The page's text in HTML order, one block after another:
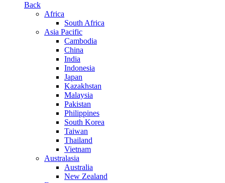
Back
Africa
South Africa
Asia Pacific
Cambodia
China
India
Indonesia
Japan
Kazakhstan
Malaysia
Pakistan
Philippines
South Korea
Taiwan
Thailand
Vietnam
Australasia
Australia
New Zealand